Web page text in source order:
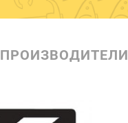
ПРОИЗВОДИТЕЛИ